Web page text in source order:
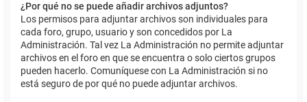
¿Por qué no se puede añadir archivos adjuntos?
Los permisos para adjuntar archivos son individuales para
cada foro, grupo, usuario y son concedidos por La
Administración. Tal vez La Administración no permite adjuntar
archivos en el foro en que se encuentra o solo ciertos grupos
pueden hacerlo. Comuníquese con La Administración si no
está seguro de por qué no puede adjuntar archivos.